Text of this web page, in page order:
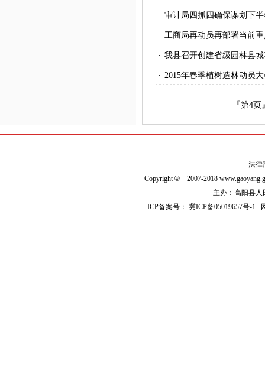
· 审计局四抓四确保谋划下
· 工商局再动员再部署当前
· 我县召开创建省级园林县
· 2015年春季植树造林动员
『第4页
法律
Copyright© 2007-2018
主办：高阳县人
ICP备案号：冀ICP备05019657号-1